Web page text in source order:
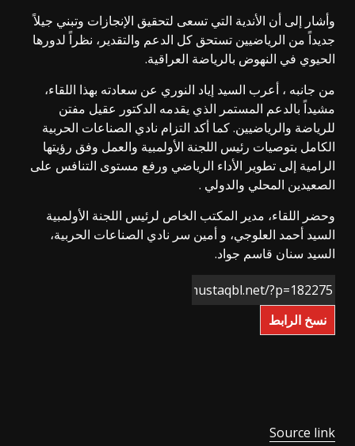
وأشار إلى أن الأندية التي تسعى لتحقيق الإنجازات وتبني جيلاً
جديداً من الرياضيين تستحق كل الدعم والتقدير، نظراً لدورها
الحيوي في النهوض بالرياضة العراقية.
من جانبه ، أعرب السيد إياد النوري عن سعادته بهذا اللقاء،
مشيداً بالدعم المستمر الذي يقدمه الدكتور عقيل مفتن
للرياضة والرياضيين. كما أكد التزام نادي الصناعات الحربية
الكامل بتوصيات رئيس اللجنة الأولمبية والعمل وفق رؤيتها
الرامية إلى تطوير الأداء الرياضي ورفع مستوى التنافس على
الصعيدين المحلي والدولي .
وحضر اللقاء، مدير المكتب الخاص لرئيس اللجنة الأولمبية
السيد أحمد العلوجي، و أمين سر نادي الصناعات الحربية،
السيد سنان قاسم جواد.
نسخ الرابط
Source link